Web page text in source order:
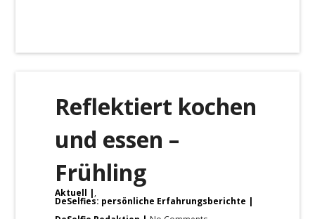
Reflektiert kochen
und essen –
Frühling
Aktuell ,
DeSelfies: persönliche Erfahrungsberichte